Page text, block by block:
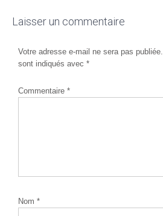
Laisser un commentaire
Votre adresse e-mail ne sera pas publiée.
sont indiqués avec *
Commentaire *
Nom *